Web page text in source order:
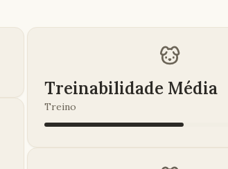
Treinabilidade Média
Treino